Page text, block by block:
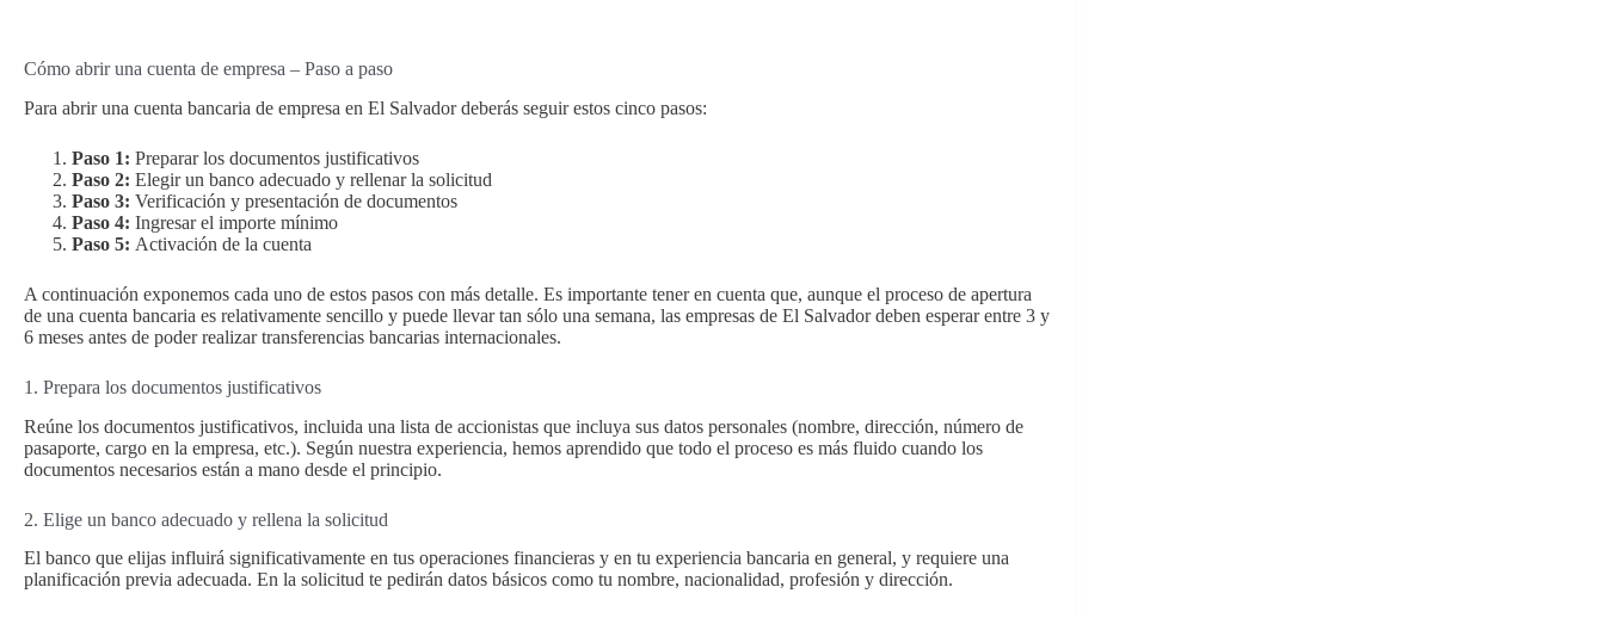
Cómo abrir una cuenta de empresa – Paso a paso
Para abrir una cuenta bancaria de empresa en El Salvador deberás seguir estos cinco pasos:
Paso 1: Preparar los documentos justificativos
Paso 2: Elegir un banco adecuado y rellenar la solicitud
Paso 3: Verificación y presentación de documentos
Paso 4: Ingresar el importe mínimo
Paso 5: Activación de la cuenta
A continuación exponemos cada uno de estos pasos con más detalle. Es importante tener en cuenta que, aunque el proceso de apertura
de una cuenta bancaria es relativamente sencillo y puede llevar tan sólo una semana, las empresas de El Salvador deben esperar entre 3 y
6 meses antes de poder realizar transferencias bancarias internacionales.
1. Prepara los documentos justificativos
Reúne los documentos justificativos, incluida una lista de accionistas que incluya sus datos personales (nombre, dirección, número de
pasaporte, cargo en la empresa, etc.). Según nuestra experiencia, hemos aprendido que todo el proceso es más fluido cuando los
documentos necesarios están a mano desde el principio.
2. Elige un banco adecuado y rellena la solicitud
El banco que elijas influirá significativamente en tus operaciones financieras y en tu experiencia bancaria en general, y requiere una
planificación previa adecuada. En la solicitud te pedirán datos básicos como tu nombre, nacionalidad, profesión y dirección.